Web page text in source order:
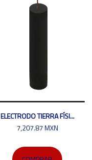
ELECTRODO TIERRA FÍSI...
7,207.87 MXN